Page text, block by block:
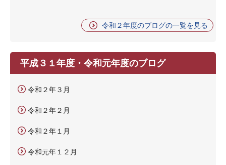
令和２年度のブログの一覧を見る
平成３１年度・令和元年度のブログ
令和２年３月
令和２年２月
令和２年１月
令和元年１２月